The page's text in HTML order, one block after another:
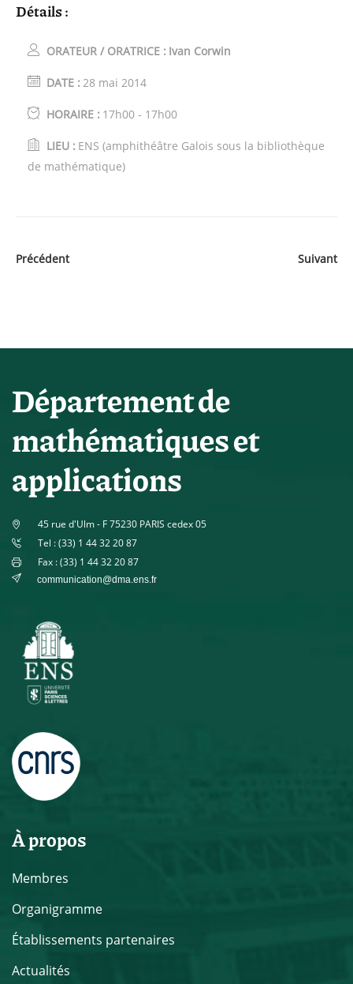
Détails :
ORATEUR / ORATRICE : Ivan Corwin
DATE : 28 mai 2014
HORAIRE : 17h00 - 17h00
LIEU : ENS (amphithéâtre Galois sous la bibliothèque
de mathématique)
Précédent Suivant
Département de
mathématiques et
applications
45 rue d'Ulm - F 75230 PARIS cedex 05
Tel : (33) 1 44 32 20 87
Fax : (33) 1 44 32 20 87
communication@dma.ens.fr
À propos
Membres
Organigramme
Établissements partenaires
Actualités